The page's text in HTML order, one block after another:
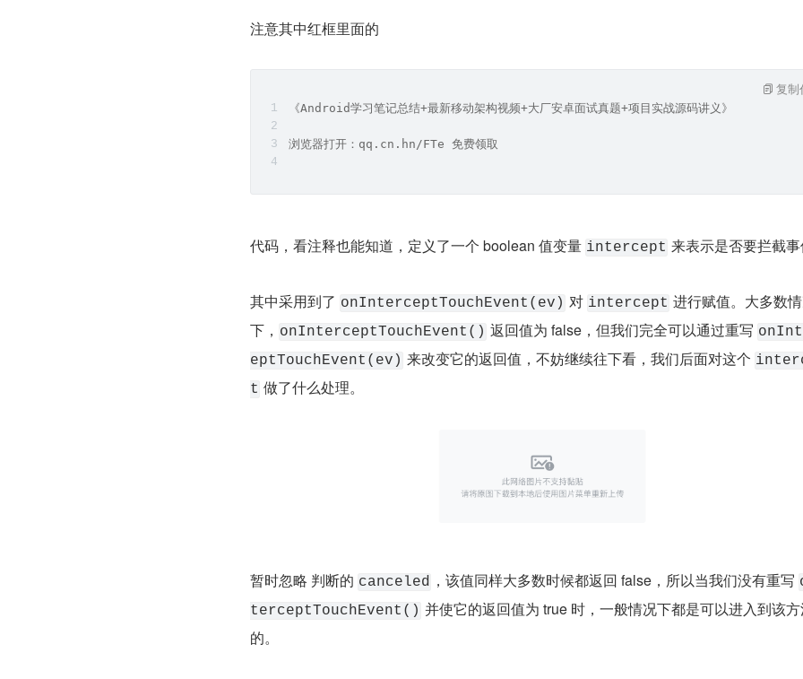
注意其中红框里面的
《Android学习笔记总结+最新移动架构视频+大厂安卓面试真题+项目实战源码讲义》
浏览器打开：qq.cn.hn/FTe 免费领取
复制
代码，看注释也能知道，定义了一个 boolean 值变量 intercept 来表示是否要拦截事
其中采用到了 onInterceptTouchEvent(ev) 对 intercept 进行赋值。大多数
下， onInterceptTouchEvent() 返回值为 false，但我们完全可以通过重写
eptTouchEvent(ev) 来改变它的返回值，不妨继续往下看，我们后面对这个
t 做了什么处理。
暂时忽略 判断的 canceled ，该值同样大多数时候都返回 false，所以当我们没有重写
terceptTouchEvent() 并使它的返回值为 true 时，一般情况下都是可以进入到该
的。